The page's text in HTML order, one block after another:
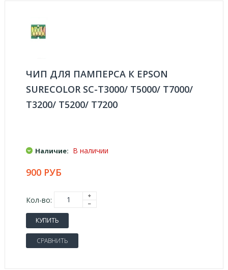
ЧИП ДЛЯ ПАМПЕРСА К EPSON
SURECOLOR SC-T3000/ T5000/ T7000/
T3200/ T5200/ T7200
Наличие: В наличии
900 РУБ
Кол-во:
КУПИТЬ
СРАВНИТЬ